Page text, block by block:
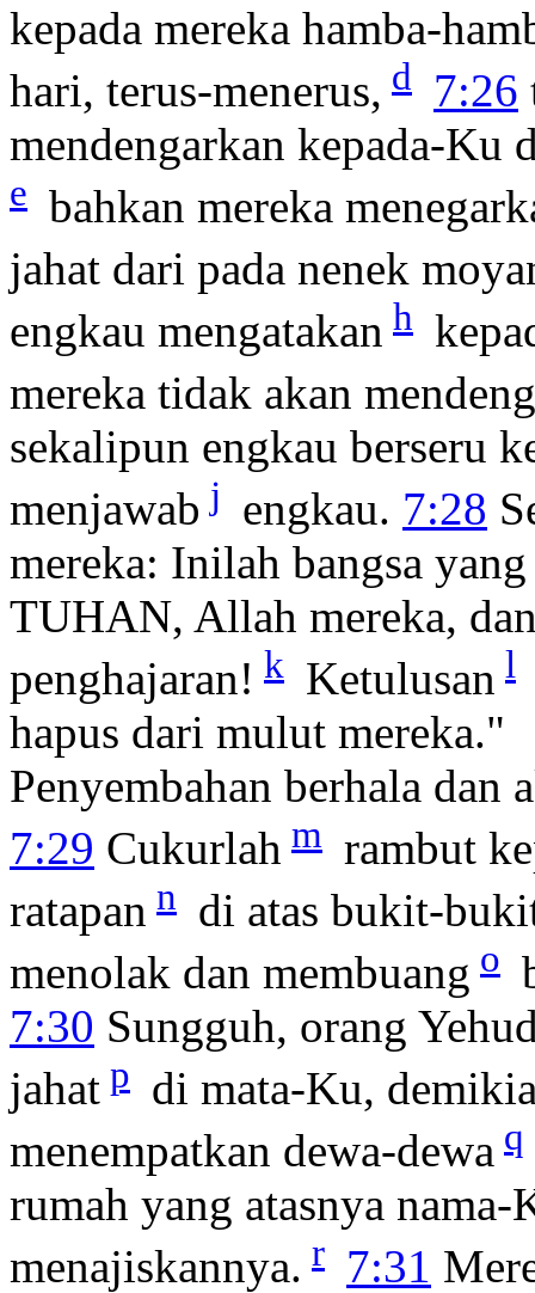
kepada mereka hamba-
hari, terus-menerus, d 7:26
mendengarkan kepada-Ku
e bahkan mereka
jahat dari pada nenek
engkau mengatakan h
mereka tidak akan
sekalipun engkau berseru
menjawab j engkau. 7:28
mereka: Inilah bangsa
TUHAN, Allah mereka,
penghajaran! k Ketulusan l
hapus dari mulut mereka."
Penyembahan berhala dan
7:29 Cukurlah m rambut
ratapan n di atas bukit-
menolak dan membuang o
7:30 Sungguh, orang
jahat p di mata-Ku,
menempatkan dewa-dewa q
rumah yang atasnya
menajiskannya. r 7:31